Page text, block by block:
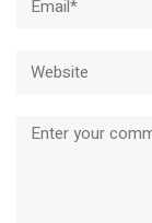
Comment